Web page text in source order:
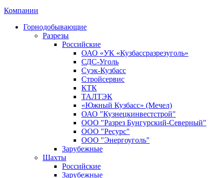
Компании
Горнодобывающие
Разрезы
Российские
ОАО «УК «Кузбассразрезуголь»
СДС-Уголь
Суэк-Кузбасс
Стройсервис
КТК
ТАЛТЭК
«Южный Кузбасс» (Мечел)
ОАО "Кузнецкинвестстрой"
ООО "Разрез Бунгурский-Северный"
ООО "Ресурс"
ООО "Энергоуголь"
Зарубежные
Шахты
Российские
Зарубежные